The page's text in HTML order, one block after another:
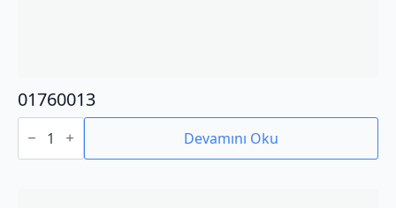
01760013
01760013
adet Devamını Oku